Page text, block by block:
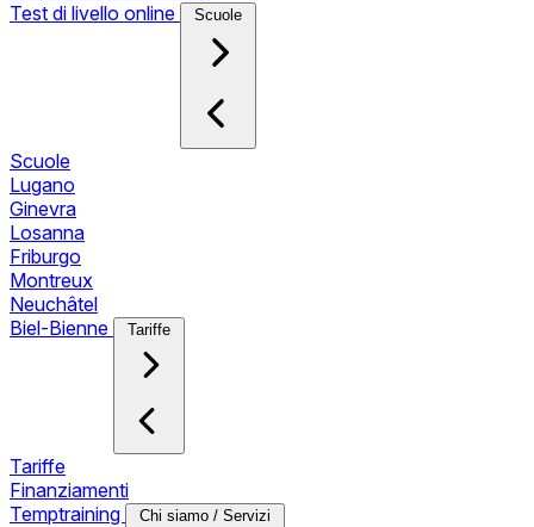
Test di livello online
Scuole
Scuole
Lugano
Ginevra
Losanna
Friburgo
Montreux
Neuchâtel
Biel-Bienne
Tariffe
Tariffe
Finanziamenti
Temptraining
Chi siamo / Servizi